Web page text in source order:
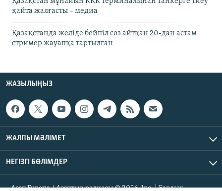
қайта жалғасты – медиа
Қазақстанда желіде бейпіл сөз айтқан 20-дан астам
стример жауапқа тартылған
ЖАЗЫЛЫҢЫЗ
ЖАЛПЫ МӘЛІМЕТ
НЕГІЗГІ БӨЛІМДЕР
Азат Еуропа / Азаттық радиосы © 2026, Inc. | Барлық